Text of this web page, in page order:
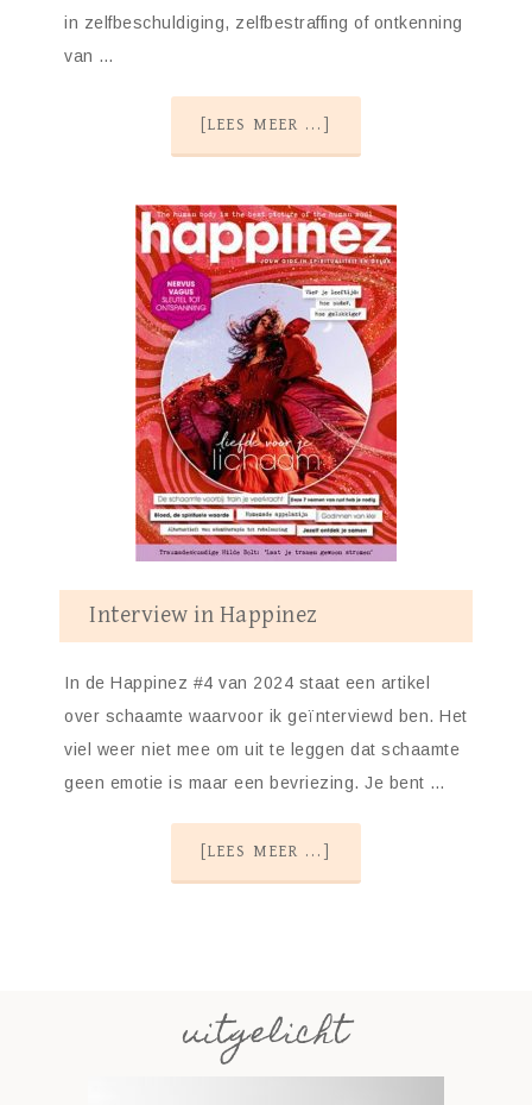
in zelfbeschuldiging, zelfbestraffing of ontkenning
van …
[LEES MEER ...]
Interview in Happinez
In de Happinez #4 van 2024 staat een artikel
over schaamte waarvoor ik geïnterviewd ben. Het
viel weer niet mee om uit te leggen dat schaamte
geen emotie is maar een bevriezing. Je bent …
[LEES MEER ...]
uitgelicht